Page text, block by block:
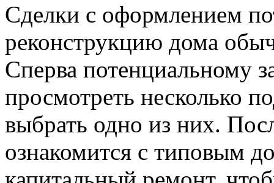
Сделки с оформлением
реконструкцию дома
Сперва потенциальному
просмотреть несколько
выбрать одно из них.
ознакомится с типовым